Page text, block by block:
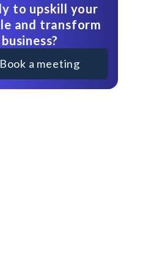
to upskill your
and transform
Book a meeting